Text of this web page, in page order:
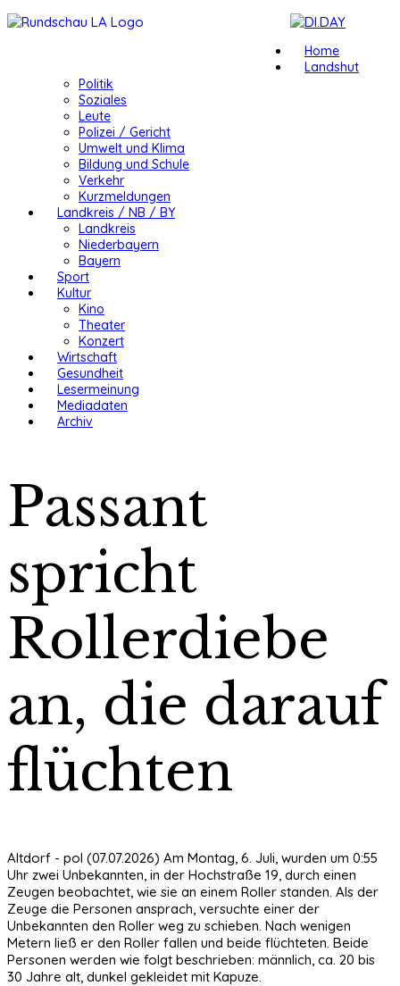
Home
Landshut
Politik
Soziales
Leute
Polizei / Gericht
Umwelt und Klima
Bildung und Schule
Verkehr
Kurzmeldungen
Landkreis / NB / BY
Landkreis
Niederbayern
Bayern
Sport
Kultur
Kino
Theater
Konzert
Wirtschaft
Gesundheit
Lesermeinung
Mediadaten
Archiv
Passant
spricht
Rollerdiebe
an, die darauf
flüchten
Altdorf - pol (07.07.2026) Am Montag, 6. Juli, wurden um 0:55
Uhr zwei Unbekannten, in der Hochstraße 19, durch einen
Zeugen beobachtet, wie sie an einem Roller standen. Als der
Zeuge die Personen ansprach, versuchte einer der
Unbekannten den Roller weg zu schieben. Nach wenigen
Metern ließ er den Roller fallen und beide flüchteten. Beide
Personen werden wie folgt beschrieben: männlich, ca. 20 bis
30 Jahre alt, dunkel gekleidet mit Kapuze.